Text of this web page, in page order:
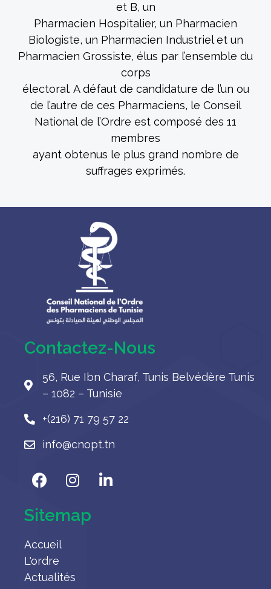
et B, un
Pharmacien Hospitalier, un Pharmacien
Biologiste, un Pharmacien Industriel et un
Pharmacien Grossiste, élus par l’ensemble du
corps
électoral. A défaut de candidature de l’un ou
de l’autre de ces Pharmaciens, le Conseil
National de l’Ordre est composé des 11
membres
ayant obtenus le plus grand nombre de
suffrages exprimés.
Contactez-Nous
56, Rue Ibn Charaf, Tunis Belvédère Tunis
– 1082 – Tunisie
+(216) 71 79 57 22
info@cnopt.tn
Sitemap
Accueil
L'ordre
Actualités